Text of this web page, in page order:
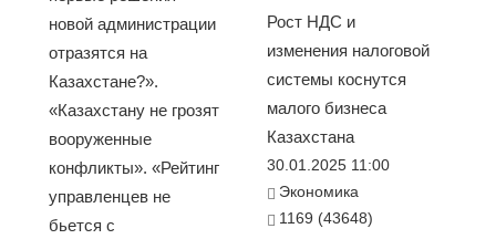
новой администрации
отразятся на
Казахстане?».
«Казахстану не грозят
вооруженные
конфликты». «Рейтинг
управленцев не
бьется с
Рост НДС и
изменения налоговой
системы коснутся
малого бизнеса
Казахстана
30.01.2025 11:00
Экономика
1169 (43648)